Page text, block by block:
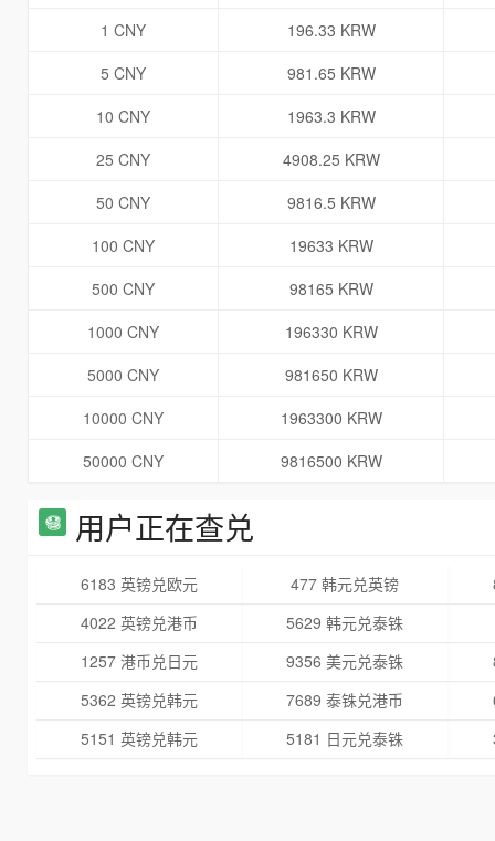
1 CNY
196.33 KRW
5 CNY
981.65 KRW
10 CNY
1963.3 KRW
25 CNY
4908.25 KRW
50 CNY
9816.5 KRW
100 CNY
19633 KRW
500 CNY
98165 KRW
1000 CNY
196330 KRW
5000 CNY
981650 KRW
10000 CNY
1963300 KRW
50000 CNY
9816500 KRW
用户正在查兑
6183 英镑兑欧元 477 韩元兑英镑
4022 英镑兑港币
5629 韩元兑泰铢
1257 港币兑日元
9356 美元兑泰铢
5362 英镑兑韩元
7689 泰铢兑港币
5151 英镑兑韩元
5181 日元兑泰铢